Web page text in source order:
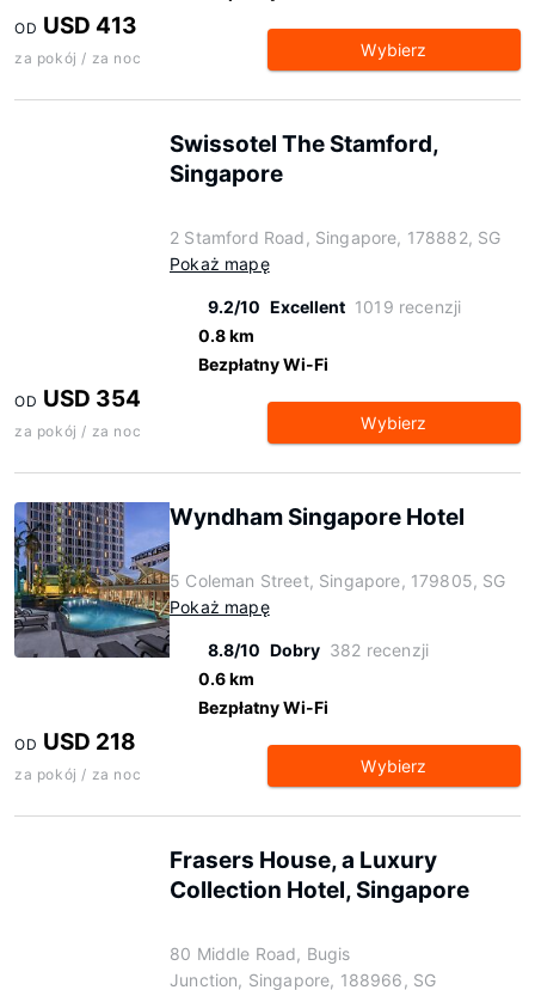
OD USD 413
za pokój / za noc Wybierz
Swissotel The Stamford,
Singapore
2 Stamford Road, Singapore, 178882, SG
Pokaż mapę
9.2/10 Excellent 1019 recenzji
0.8 km
Bezpłatny Wi-Fi
OD USD 354
za pokój / za noc Wybierz
Wyndham Singapore Hotel
5 Coleman Street, Singapore, 179805, SG
Pokaż mapę
8.8/10 Dobry 382 recenzji
0.6 km
Bezpłatny Wi-Fi
OD USD 218
za pokój / za noc Wybierz
Frasers House, a Luxury
Collection Hotel, Singapore
80 Middle Road, Bugis
Junction, Singapore, 188966, SG